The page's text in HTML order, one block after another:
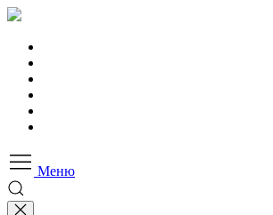
Меню